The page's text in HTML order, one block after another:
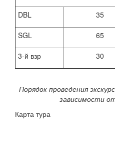
DBL 35
SGL 65
3-й взр 30
Порядок проведения
зависимости
Карта тура